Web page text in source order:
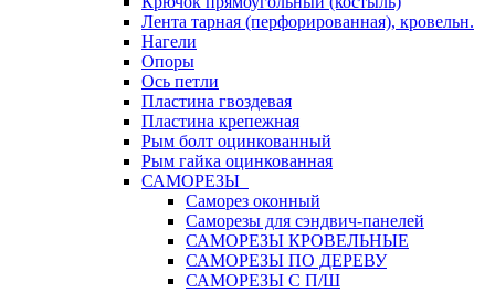
Лента тарная (перфорированная), кровельн.
Нагели
Опоры
Ось петли
Пластина гвоздевая
Пластина крепежная
Рым болт оцинкованный
Рым гайка оцинкованная
САМОРЕЗЫ
Саморез оконный
Саморезы для сэндвич-панелей
САМОРЕЗЫ КРОВЕЛЬНЫЕ
САМОРЕЗЫ ПО ДЕРЕВУ
САМОРЕЗЫ С П/Ш